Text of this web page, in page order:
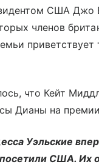
США Джо
членов
приветствует
что Кейт
Дианы на
Уэльские
посетили США. Их